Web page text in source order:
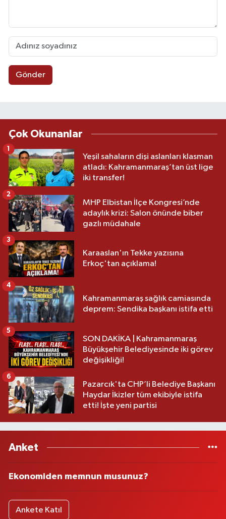
Gönder
Çok Okunanlar
Yeşil sahaların dişi aslanları klasman
atladı: Kahramanmaraş’tan üst lige
iki transfer!
1
MHP Elbistan İlçe Kongresi’nde
adaylık krizi: Salon önünde biber
gazlı müdahale
2
Karaaslan'ın Tekke yazısına
Erkoç'tan açıklama!
3
Kahramanmaraş sağlık camiasında
deprem: Sendika başkanı istifa etti
4
SON DAKİKA | Kahramanmaraş
Büyükşehir Belediyesinde iki görev
değişikliği!
5
Pazarcık'ta CHP’li Belediye Başkanı
Haydar İkizler tüm ekibiyle istifa
etti! İşte yeni partisi
6
Anket
Ekonomiden memnun musunuz?
Ankete Katıl